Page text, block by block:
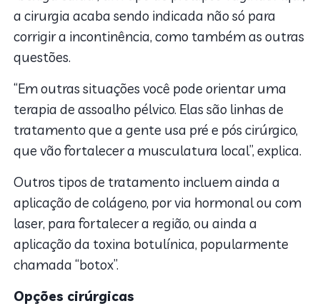
a cirurgia acaba sendo indicada não só para
corrigir a incontinência, como também as outras
questões.
“Em outras situações você pode orientar uma
terapia de assoalho pélvico. Elas são linhas de
tratamento que a gente usa pré e pós cirúrgico,
que vão fortalecer a musculatura local”, explica.
Outros tipos de tratamento incluem ainda a
aplicação de colágeno, por via hormonal ou com
laser, para fortalecer a região, ou ainda a
aplicação da toxina botulínica, popularmente
chamada “botox”.
Opções cirúrgicas